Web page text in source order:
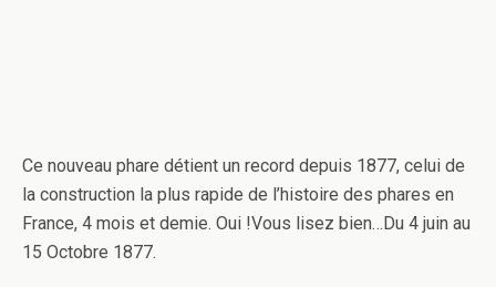
Ce nouveau phare détient un record depuis 1877, celui de
la construction la plus rapide de l’histoire des phares en
France, 4 mois et demie. Oui !Vous lisez bien…Du 4 juin au
15 Octobre 1877.